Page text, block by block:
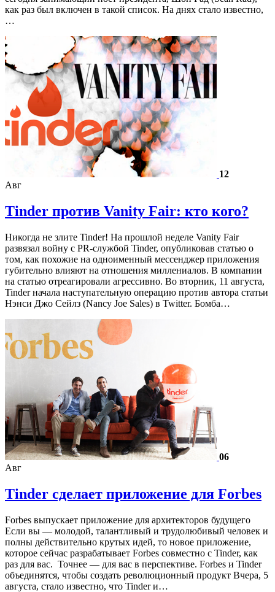
как раз был включен в такой список. На днях стало известно,
…
12
Авг
Tinder против Vanity Fair: кто кого?
Никогда не злите Tinder! На прошлой неделе Vanity Fair
развязал войну с PR-службой Tinder, опубликовав статью о
том, как похожие на одноименный мессенджер приложения
губительно влияют на отношения миллениалов. В компании
на статью отреагировали агрессивно. Во вторник, 11 августа,
Tinder начала наступательную операцию против автора статьи
Нэнси Джо Сейлз (Nancy Joe Sales) в Twitter. Бомба…
06
Авг
Tinder сделает приложение для Forbes
Forbes выпускает приложение для архитекторов будущего
Если вы — молодой, талантливый и трудолюбивый человек и
полны действительно крутых идей, то новое приложение,
которое сейчас разрабатывает Forbes совместно с Tinder, как
раз для вас. Точнее — для вас в перспективе. Forbes и Tinder
объединятся, чтобы создать революционный продукт Вчера, 5
августа, стало известно, что Tinder и…